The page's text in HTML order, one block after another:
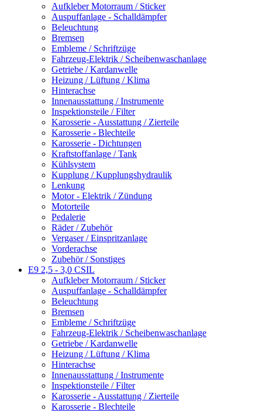
Aufkleber Motorraum / Sticker
Auspuffanlage - Schalldämpfer
Beleuchtung
Bremsen
Embleme / Schriftzüge
Fahrzeug-Elektrik / Scheibenwaschanlage
Getriebe / Kardanwelle
Heizung / Lüftung / Klima
Hinterachse
Innenausstattung / Instrumente
Inspektionsteile / Filter
Karosserie - Ausstattung / Zierteile
Karosserie - Blechteile
Karosserie - Dichtungen
Kraftstoffanlage / Tank
Kühlsystem
Kupplung / Kupplungshydraulik
Lenkung
Motor - Elektrik / Zündung
Motorteile
Pedalerie
Räder / Zubehör
Vergaser / Einspritzanlage
Vorderachse
Zubehör / Sonstiges
E9 2,5 - 3,0 CSIL
Aufkleber Motorraum / Sticker
Auspuffanlage - Schalldämpfer
Beleuchtung
Bremsen
Embleme / Schriftzüge
Fahrzeug-Elektrik / Scheibenwaschanlage
Getriebe / Kardanwelle
Heizung / Lüftung / Klima
Hinterachse
Innenausstattung / Instrumente
Inspektionsteile / Filter
Karosserie - Ausstattung / Zierteile
Karosserie - Blechteile